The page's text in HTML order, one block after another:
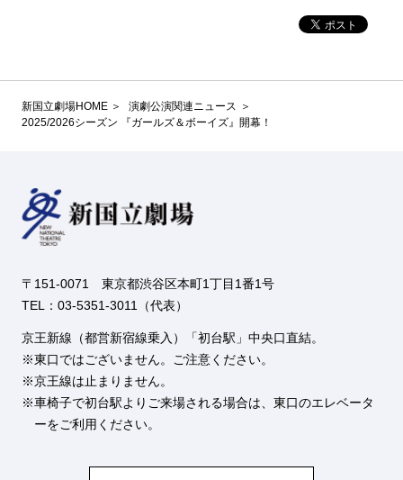
新国立劇場HOME
演劇公演関連ニュース
2025/2026シーズン 『ガールズ＆ボーイズ』開幕！
〒151-0071 東京都渋谷区本町1丁目1番1号
TEL：03-5351-3011（代表）
京王新線（都営新宿線乗入）「初台駅」中央口直結。
東口ではございません。ご注意ください。
京王線は止まりません。
車椅子で初台駅よりご来場される場合は、東口のエレベータ
ーをご利用ください。